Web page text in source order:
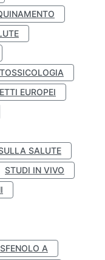
TOSSICOLOGIA
EUROPEI
SALUTE
STUDI IN VIVO
A